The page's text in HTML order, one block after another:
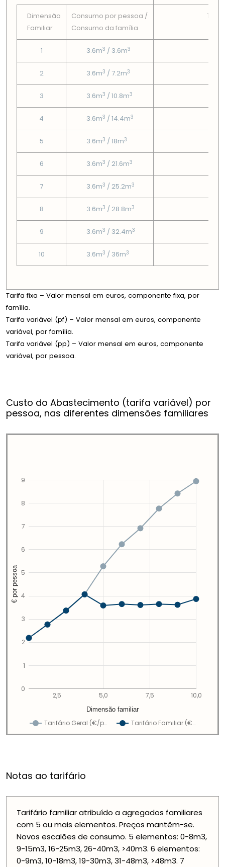
Dimensão
Familiar
Consumo por pessoa /
Consumo da famí­lia
Tarifa
1 3.6m3 / 3.6m3
2 3.6m3 / 7.2m3
3 3.6m3 / 10.8m3
4 3.6m3 / 14.4m3
5 3.6m3 / 18m3
6 3.6m3 / 21.6m3
7 3.6m3 / 25.2m3
8 3.6m3 / 28.8m3
9 3.6m3 / 32.4m3
10 3.6m3 / 36m3
Tarifa fixa – Valor mensal em euros, componente fixa, por
família.
Tarifa variável (pf) – Valor mensal em euros, componente
variável, por família.
Tarifa variável (pp) – Valor mensal em euros, componente
variável, por pessoa.
Custo do Abastecimento (tarifa variável) por
pessoa, nas diferentes dimensões familiares
Tarifário Geral (€/p… Tarifário Familiar (€…
2,5 5,0 7,5 10,0
0
1
2
3
4
5
6
7
8
9
Dimensão familiar
€ por pessoa
Notas ao tarifário
Tarifário familiar atribuído a agregados familiares
com 5 ou mais elementos. Preços mantêm-se.
Novos escalões de consumo. 5 elementos: 0-8m3,
9-15m3, 16-25m3, 26-40m3, >40m3. 6 elementos:
0-9m3, 10-18m3, 19-30m3, 31-48m3, >48m3. 7